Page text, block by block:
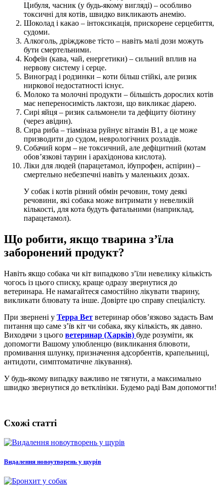
Цибуля, часник (у будь-якому вигляді) – особливо
токсичні для котів, швидко викликають анемію.
Шоколад і какао – інтоксикація, прискорене серцебиття,
судоми.
Алкоголь, дріжджове тісто – навіть малі дози можуть
бути смертельними.
Кофеїн (кава, чай, енергетики) – сильний вплив на
нервову систему і серце.
Виноград і родзинки – коти більш стійкі, але ризик
ниркової недостатності існує.
Молоко та молочні продукти – більшість дорослих котів
має непереносимість лактози, що викликає діарею.
Сирі яйця – ризик сальмонели та дефіциту біотину
(через авідин).
Сира риба – тіаміназа руйнує вітамін В1, а це може
призводити до судом, неврологічних розладів.
Собачий корм – не токсичний, але дефіцитний (котам
обов’язкові таурин і арахідонова кислота).
Ліки для людей (парацетамол, ібупрофен, аспірин) –
смертельно небезпечні навіть у маленьких дозах.
У собак і котів різний обмін речовин, тому деякі
речовини, які собака може витримати у невеликій
кількості, для кота будуть фатальними (наприклад,
парацетамол).
Що робити, якщо тварина з’їла
заборонений продукт?
Навіть якщо собака чи кіт випадково з’їли невелику кількість
чогось із цього списку, краще одразу звернутися до
ветеринара. Не намагайтеся самостійно лікувати тварину,
викликати блювату та інше. Довірте цю справу спеціалісту.
При звернені у Терра Вет ветеринар обов’язково задасть Вам
питання що саме з’їв кіт чи собака, яку кількість, як давно.
Виходячи з цього ветеринар (Харків) буде розуміти, як
допомогти Вашому улюбленцю (викликання блювоти,
промивання шлунку, призначення адсорбентів, крапельниці,
антидоти, симптоматичне лікування).
У будь-якому випадку важливо не тягнути, а максимально
швидко звернутися до ветклініки. Будемо раді Вам допомогти!
Схожі статті
Видалення новоутворень у щурів